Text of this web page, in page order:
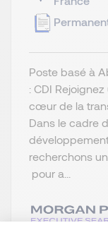
Poste basé à
: CDI
cœur de la
Dans le cadre
recherchons
pour a...